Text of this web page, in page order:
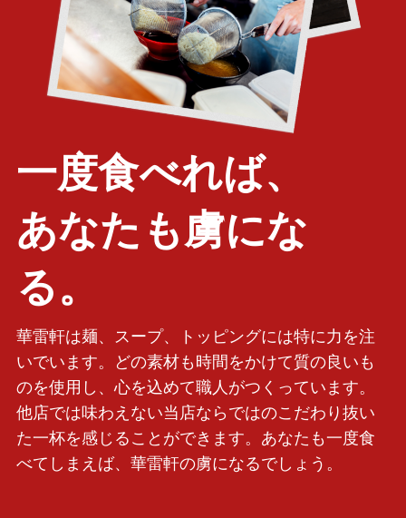
一度食べれば、
あなたも虜にな
る。
華雷軒は麺、スープ、トッピングには特に力を注
いでいます。どの素材も時間をかけて質の良いも
のを使用し、心を込めて職人がつくっています。
他店では味わえない当店ならではのこだわり抜い
た一杯を感じることができます。あなたも一度食
べてしまえば、華雷軒の虜になるでしょう。